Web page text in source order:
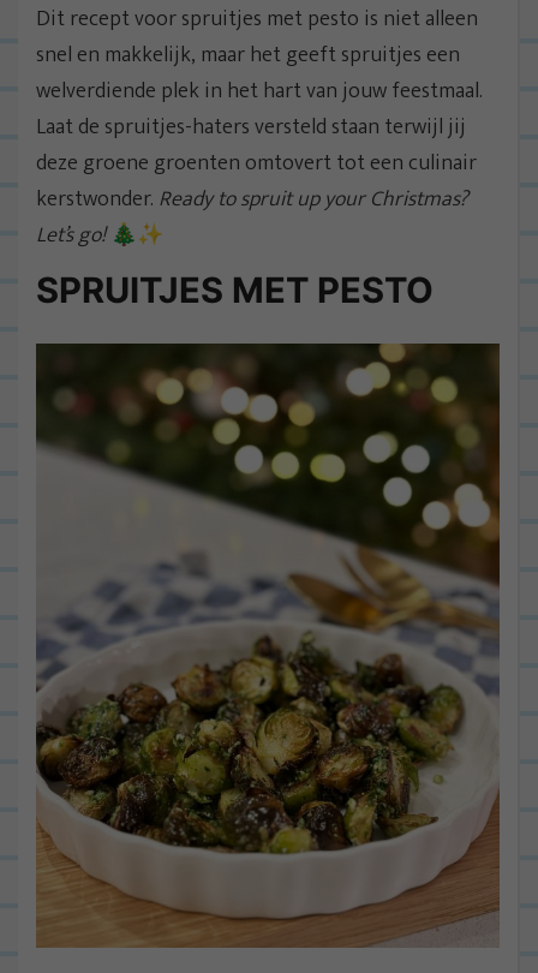
Dit recept voor spruitjes met pesto is niet alleen
snel en makkelijk, maar het geeft spruitjes een
welverdiende plek in het hart van jouw feestmaal.
Laat de spruitjes-haters versteld staan terwijl jij
deze groene groenten omtovert tot een culinair
kerstwonder. Ready to spruit up your Christmas?
Let’s go!🎄✨
SPRUITJES MET PESTO